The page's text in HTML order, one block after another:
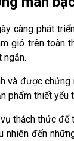
càng phát
gió trên toàn
ngắn.
và được
phẩm thiết yếu
thách thức để
nhiên đến